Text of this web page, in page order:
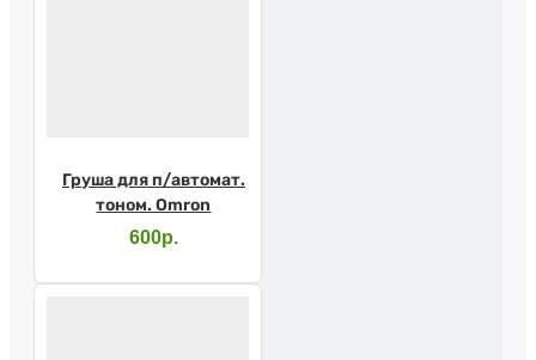
Груша для п/автомат.
тоном. Omron
600р.